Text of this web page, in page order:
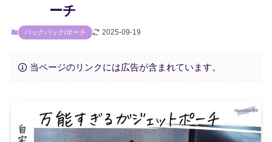
ーチ
バックパック/ポーチ 2025-09-19
当ページのリンクには広告が含まれています。